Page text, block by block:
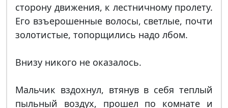
сторону движения, к лестничному пролету.
Его взъерошенные волосы, светлые, почти
золотистые, топорщились надо лбом.
Внизу никого не оказалось.
Мальчик вздохнул, втянув в себя теплый
пыльный воздух, прошел по комнате и